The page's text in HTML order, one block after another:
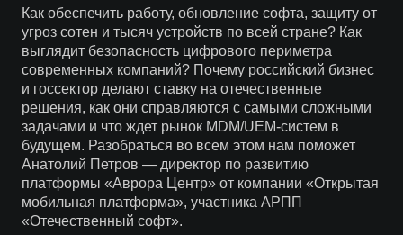
Как обеспечить работу, обновление софта, защиту от
угроз сотен и тысяч устройств по всей стране? Как
выглядит безопасность цифрового периметра
современных компаний? Почему российский бизнес
и госсектор делают ставку на отечественные
решения, как они справляются с самыми сложными
задачами и что ждет рынок MDM/UEM-систем в
будущем. Разобраться во всем этом нам поможет
Анатолий Петров — директор по развитию
платформы «Аврора Центр» от компании «Открытая
мобильная платформа», участника АРПП
«Отечественный софт».